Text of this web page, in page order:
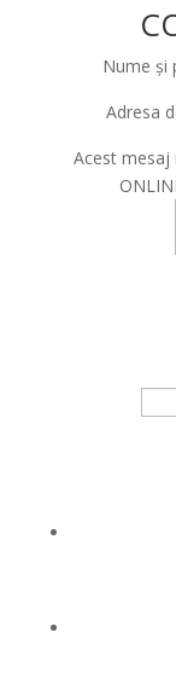
Nume și
Adresa
Acest mesaj